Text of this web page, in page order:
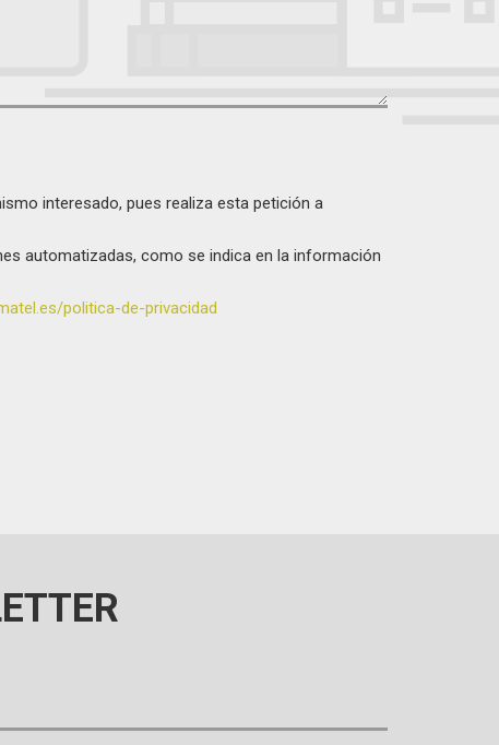
interesado, pues realiza esta petición a
automatizadas, como se indica en la información
politica-de-privacidad